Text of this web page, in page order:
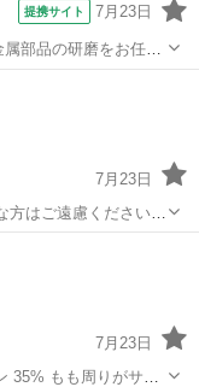
提携サイト 7月23日
部品の研磨をお任せ
ます！ ◎軽作業が中
心して働けます！ ◎
7月23日
7月23日